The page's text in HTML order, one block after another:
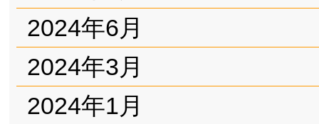
2024年6月
2024年3月
2024年1月